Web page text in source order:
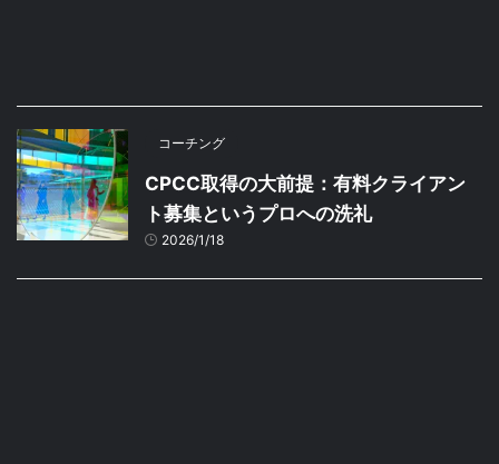
コーチング
CPCC取得の大前提：有料クライアン
ト募集というプロへの洗礼
2026/1/18